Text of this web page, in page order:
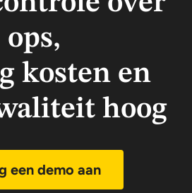
ops,
kosten en
hoog
een demo aan